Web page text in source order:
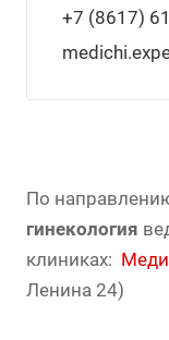
+7 (8617)
По
гинекология
клиниках:
Ленина 24)